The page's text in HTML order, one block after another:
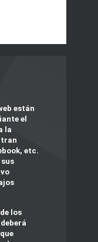
están
el
la
etc.
los